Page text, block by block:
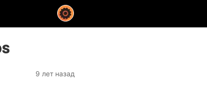
9 лет назад